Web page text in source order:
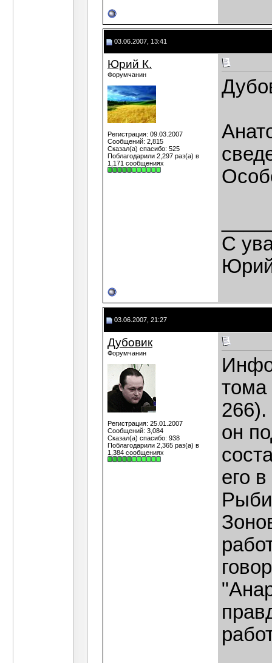
03.06.2007, 13:41
Юрий К.
Форумчанин
Регистрация: 09.03.2007
Сообщений: 2,815
Сказал(а) спасибо: 525
Поблагодарили 2,297 раз(а) в
1,171 сообщениях
С
03.06.2007, 21:27
Дубовик
Форумчанин
Регистрация: 25.01.2007
Сообщений: 3,084
Сказал(а) спасибо: 938
Поблагодарили 2,365 раз(а) в
1,384 сообщениях
тома
266).
он
его